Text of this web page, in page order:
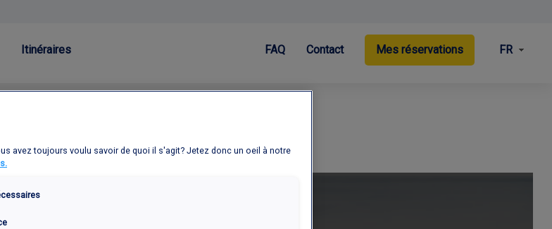
Itinéraires FAQ Contact Mes réservations FR
avez toujours voulu savoir de quoi il s'agit? Jetez donc un oeil à notre